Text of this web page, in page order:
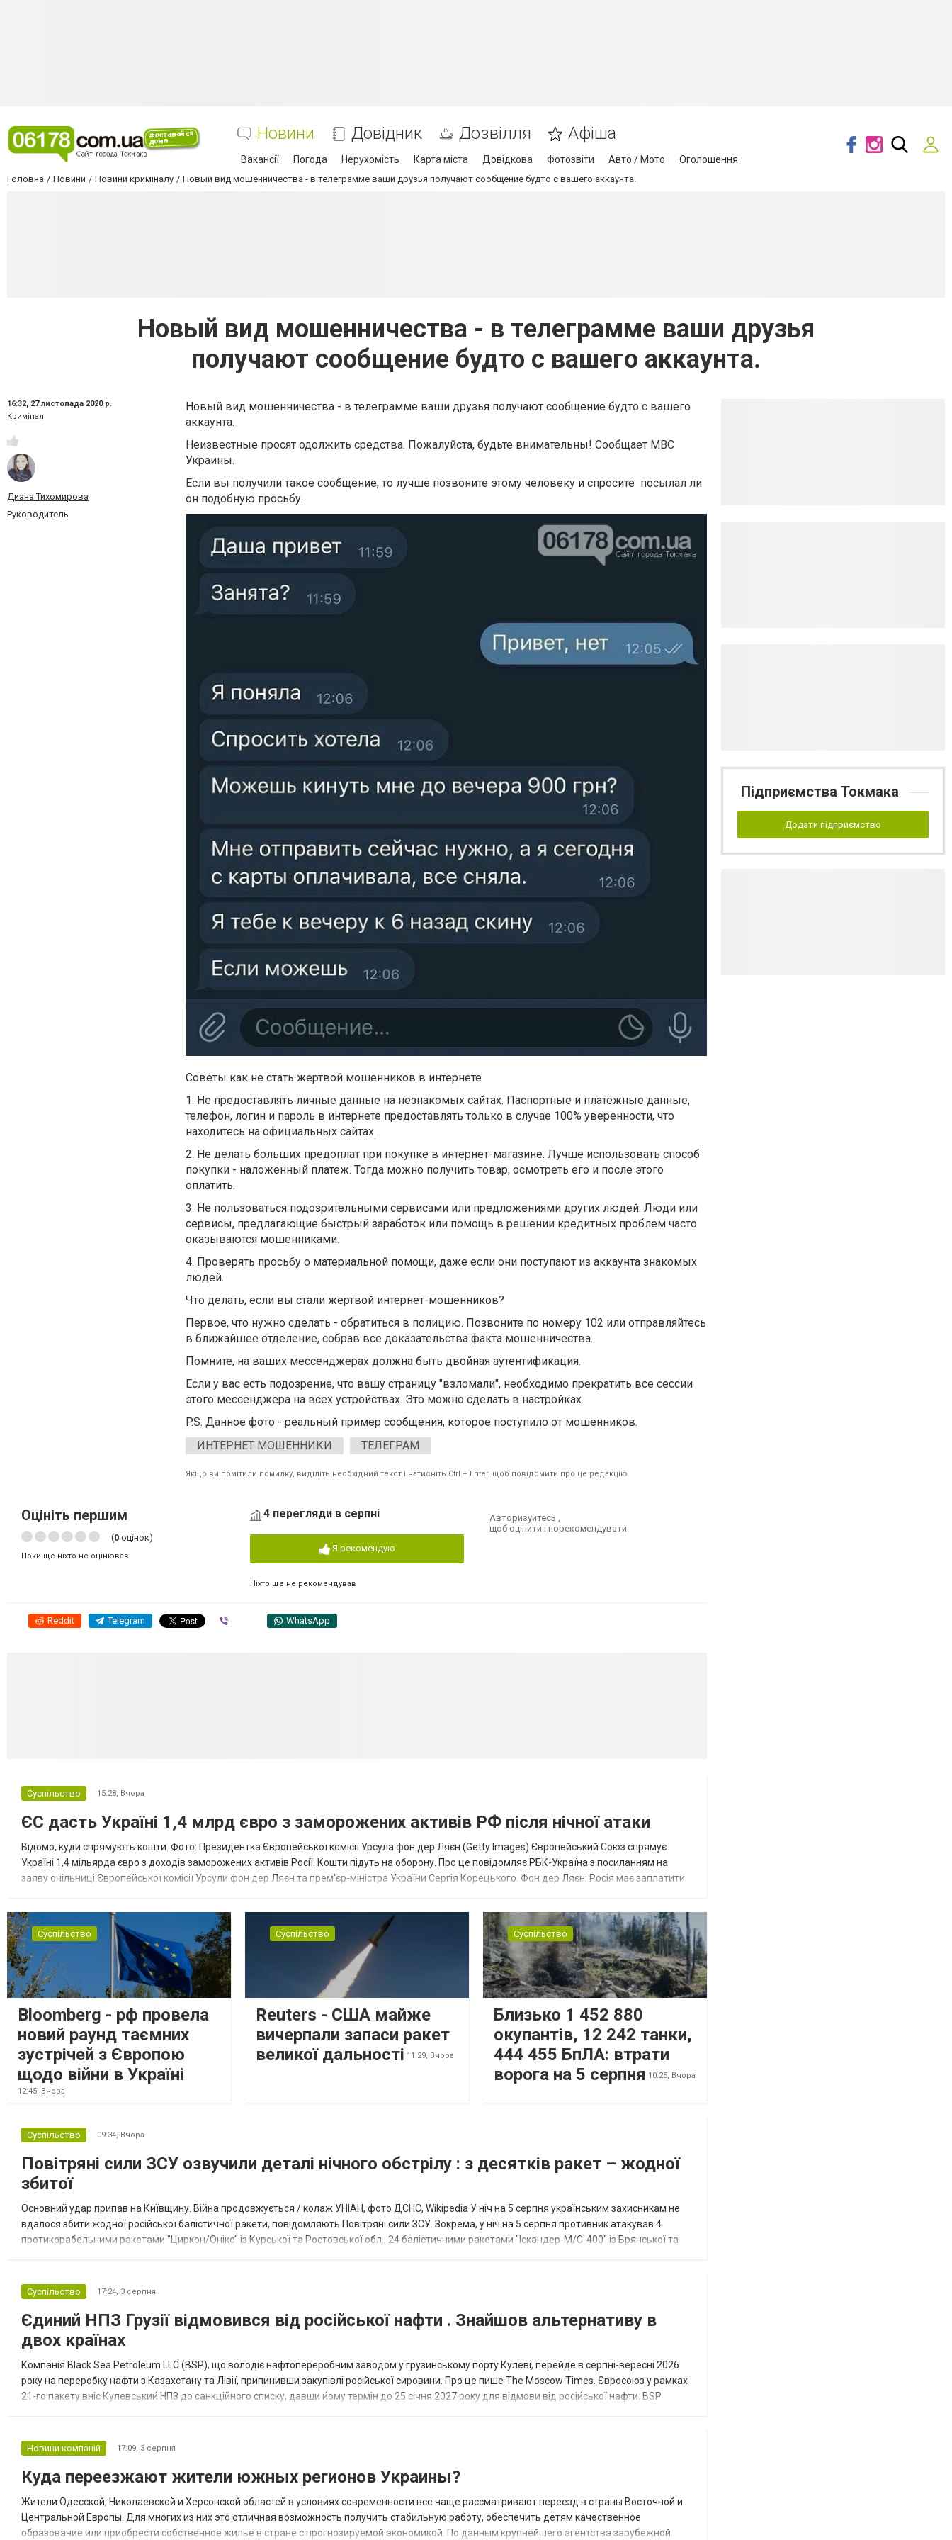
Новини Довідник Дозвілля Афіша
Вакансії Погода Нерухомість Карта міста Довідкова Фотозвіти Авто / Мото Оголошення
Головна Новини Новини криміналу Новый вид мошенничества - в телеграмме ваши друзья получают сообщение будто с вашего аккаунта.
Новый вид мошенничества - в телеграмме ваши друзья
получают сообщение будто с вашего аккаунта.
16:32, 27 листопада 2020 р.
Кримінал
Диана Тихомирова
Руководитель
Новый вид мошенничества - в телеграмме ваши друзья получают сообщение будто с вашего
аккаунта.
Неизвестные просят одолжить средства. Пожалуйста, будьте внимательны! Сообщает МВС
Украины.
Если вы получили такое сообщение, то лучше позвоните этому человеку и спросите посылал ли
он подобную просьбу.
Советы как не стать жертвой мошенников в интернете
1. Не предоставлять личные данные на незнакомых сайтах. Паспортные и платежные данные,
телефон, логин и пароль в интернете предоставлять только в случае 100% уверенности, что
находитесь на официальных сайтах.
2. Не делать больших предоплат при покупке в интернет-магазине. Лучше использовать способ
покупки - наложенный платеж. Тогда можно получить товар, осмотреть его и после этого
оплатить.
3. Не пользоваться подозрительными сервисами или предложениями других людей. Люди или
сервисы, предлагающие быстрый заработок или помощь в решении кредитных проблем часто
оказываются мошенниками.
4. Проверять просьбу о материальной помощи, даже если они поступают из аккаунта знакомых
людей.
Что делать, если вы стали жертвой интернет-мошенников?
Первое, что нужно сделать - обратиться в полицию. Позвоните по номеру 102 или отправляйтесь
в ближайшее отделение, собрав все доказательства факта мошенничества.
Помните, на ваших мессенджерах должна быть двойная аутентификация.
Если у вас есть подозрение, что вашу страницу "взломали", необходимо прекратить все сессии
этого мессенджера на всех устройствах. Это можно сделать в настройках.
P.S. Данное фото - реальный пример сообщения, которое поступило от мошенников.
ИНТЕРНЕТ МОШЕННИКИ
ТЕЛЕГРАМ
Якщо ви помітили помилку, виділіть необхідний текст і натисніть Ctrl + Enter, щоб повідомити про це редакцію
Оцініть першим
(0 оцінок)
Поки ще ніхто не оцінював
4 перегляди в серпні
Я рекомендую
Ніхто ще не рекомендував
Авторизуйтесь,
щоб оцінити і порекомендувати
Reddit Telegram WhatsApp
Суспільство 15:28, Вчора
ЄС дасть Україні 1,4 млрд євро з заморожених активів РФ після нічної атаки
Відомо, куди спрямують кошти. Фото: Президентка Європейської комісії Урсула фон дер Ляєн (Getty Images) Європейський Союз спрямує
Україні 1,4 мільярда євро з доходів заморожених активів Росії. Кошти підуть на оборону. Про це повідомляє РБК-Україна з посиланням на
заяву очільниці Європейської комісії Урсули фон дер Ляєн та прем'єр-міністра України Сергія Корецького. Фон дер Ляєн: Росія має заплатити
Суспільство
Bloomberg - рф провела
новий раунд таємних
зустрічей з Європою
щодо війни в Україні
12:45, Вчора
Суспільство
Reuters - США майже
вичерпали запаси ракет
великої дальності 11:29, Вчора
Суспільство
Близько 1 452 880
окупантів, 12 242 танки,
444 455 БпЛА: втрати
ворога на 5 серпня 10:25, Вчора
Суспільство 09:34, Вчора
Повітряні сили ЗСУ озвучили деталі нічного обстрілу : з десятків ракет – жодної
збитої
Основний удар припав на Київщину. Війна продовжується / колаж УНІАН, фото ДСНС, Wikipedia У ніч на 5 серпня українським захисникам не
вдалося збити жодної російської балістичної ракети, повідомляють Повітряні сили ЗСУ. Зокрема, у ніч на 5 серпня противник атакував 4
протикорабельними ракетами "Циркон/Онікс" із Курської та Ростовської обл., 24 балістичними ракетами "Іскандер-М/С-400" із Брянської та
Суспільство 17:24, 3 серпня
Єдиний НПЗ Грузії відмовився від російської нафти . Знайшов альтернативу в
двох країнах
Компанія Black Sea Petroleum LLC (BSP), що володіє нафтопереробним заводом у грузинському порту Кулеві, перейде в серпні-вересні 2026
року на переробку нафти з Казахстану та Лівії, припинивши закупівлі російської сировини. Про це пише The Moscow Times. Євросоюз у рамках
21-го пакету вніс Кулевський НПЗ до санкційного списку, давши йому термін до 25 січня 2027 року для відмови від російської нафти. BSP
Новини компаній 17:09, 3 серпня
Куда переезжают жители южных регионов Украины?
Жители Одесской, Николаевской и Херсонской областей в условиях современности все чаще рассматривают переезд в страны Восточной и
Центральной Европы. Для многих из них это отличная возможность получить стабильную работу, обеспечить детям качественное
образование или приобрести собственное жилье в стране с прогнозируемой экономикой. По данным крупнейшего агентства зарубежной
Підприємства Токмака
Додати підприємство